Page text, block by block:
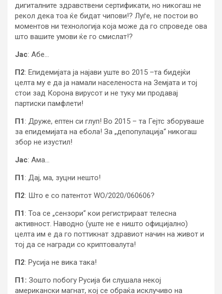
дигиталните здравствени сертификати, но никогаш не
рекол дека тоа ќе бидат чипови!? Луѓе, не постои во
моментов ни технологија која може да го спроведе ова
што вашите умови ќе го смислат!?
Јас: Абе…
П2: Епидемијата ја најави уште во 2015 –та бидејќи
целта му е да ја намали населеноста на Земјата и тој
стои зад Корона вирусот и не туку ми продавај
партиски памфлети!
П1: Друже, ептен си глуп! Во 2015 – та Гејтс зборуваше
за епидемијата на ебола! За „депопулација“ никогаш
збор не изустил!
Јас: Ама…
П1: Дај, ма, зуцни нешто!
П2: Што е со патентот WO/2020/060606?
П1: Тоа се „сензори“ кои регистрираат телесна
активност. Наводно (уште не е ништо официјално)
целта им е да го поттикнат здравиот начин на живот и
тој да се награди со криптовалута!
П2: Русија не вика така!
П1: Зошто побогу Русија би слушала некој
американски магнат, кој се обраќа исклучиво на